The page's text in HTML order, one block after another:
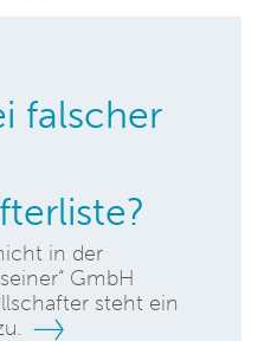
falscher
in der
GmbH
steht ein